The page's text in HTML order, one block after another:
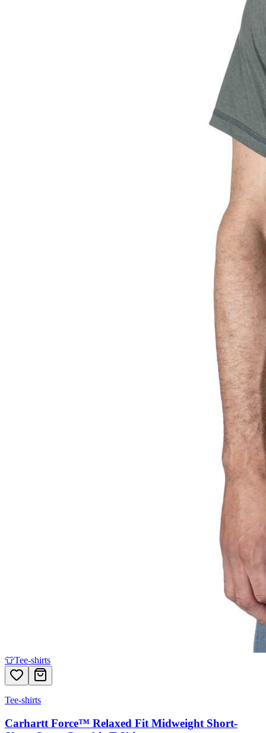
👕Tee-shirts
Tee-shirts
Carhartt Force™ Relaxed Fit Midweight Short-